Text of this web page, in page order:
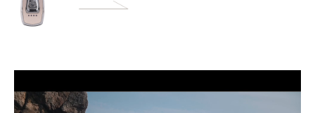
バリア機能が
バリア機能が